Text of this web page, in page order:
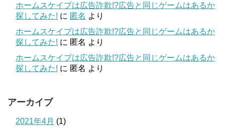
ホームスケイプは広告詐欺!?広告と同じゲームはあるか
探してみた! に 匿名 より
ホームスケイプは広告詐欺!?広告と同じゲームはあるか
探してみた! に 匿名 より
ホームスケイプは広告詐欺!?広告と同じゲームはあるか
探してみた! に 匿名 より
アーカイブ
2021年4月 (1)